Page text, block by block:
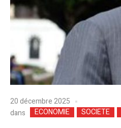
20 décembre 2025
dans
ECONOMIE SOCIETE